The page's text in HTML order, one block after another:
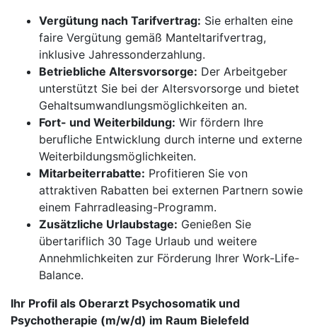
Vergütung nach Tarifvertrag: Sie erhalten eine
faire Vergütung gemäß Manteltarifvertrag,
inklusive Jahressonderzahlung.
Betriebliche Altersvorsorge: Der Arbeitgeber
unterstützt Sie bei der Altersvorsorge und bietet
Gehaltsumwandlungsmöglichkeiten an.
Fort- und Weiterbildung: Wir fördern Ihre
berufliche Entwicklung durch interne und externe
Weiterbildungsmöglichkeiten.
Mitarbeiterrabatte: Profitieren Sie von
attraktiven Rabatten bei externen Partnern sowie
einem Fahrradleasing-Programm.
Zusätzliche Urlaubstage: Genießen Sie
übertariflich 30 Tage Urlaub und weitere
Annehmlichkeiten zur Förderung Ihrer Work-Life-
Balance.
Ihr Profil als Oberarzt Psychosomatik und
Psychotherapie (m/w/d) im Raum Bielefeld